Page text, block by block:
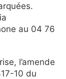
au 04 76
l’amende
10 du